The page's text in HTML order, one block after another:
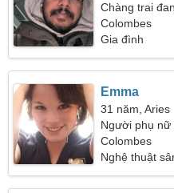
Chàng trai
Colombes
Gia đình
Emma
31 năm, Aries
Người phụ nữ
Colombes
Nghệ thuật